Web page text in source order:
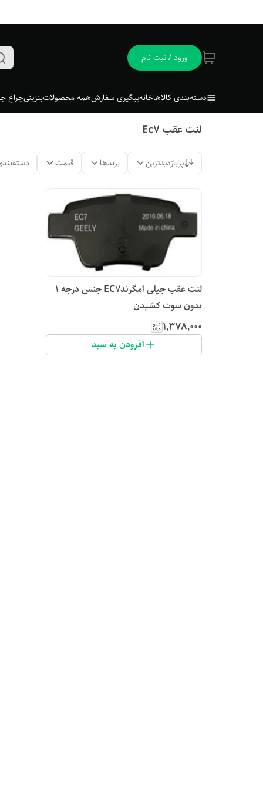
ورود / ثبت نام
دسته‌بندی کالاهاخانهپیگیری سفارشهمه محصولاتبنزینیچراغ
لنت عقب Ec7
پربازدیدترین برندها قیمت
لنت عقب جیلی امگرندEC7 جنس درجه ۱
بدون سوت کشیدن
۱٬۳۷۸٬۰۰۰
افزودن به سبد